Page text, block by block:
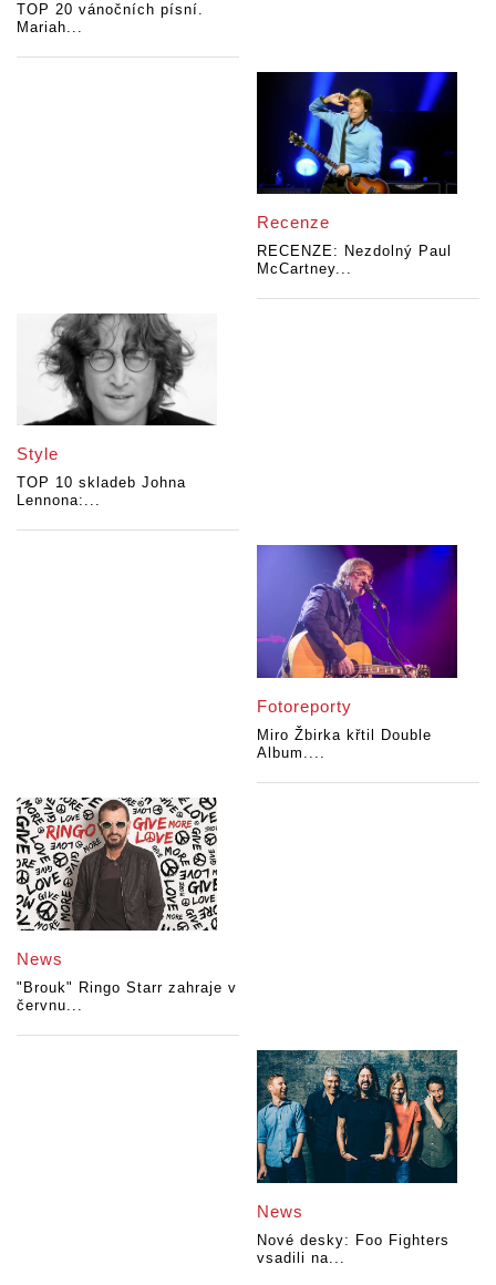
TOP 20 vánočních písní.
Mariah...
Recenze
RECENZE: Nezdolný Paul
McCartney...
Style
TOP 10 skladeb Johna
Lennona:...
Fotoreporty
Miro Žbirka křtil Double
Album....
News
"Brouk" Ringo Starr zahraje v
červnu...
News
Nové desky: Foo Fighters
vsadili na...